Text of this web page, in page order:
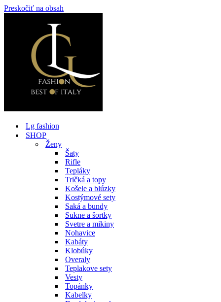
Preskočiť na obsah
Lg fashion
SHOP
Ženy
Šaty
Rifle
Tepláky
Tričká a topy
Košele a blúzky
Kostýmové sety
Saká a bundy
Sukne a šortky
Svetre a mikiny
Nohavice
Kabáty
Klobúky
Overaly
Teplakove sety
Vesty
Topánky
Kabelky